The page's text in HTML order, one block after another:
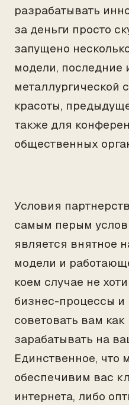
разрабатывать
за деньги просто
запущено
модели, последние
металлургической
красоты,
также для
общественных
Условия
самым перым
является внятное
модели и
коем случае не
бизнес-процессы и
советовать вам
зарабатывать на
Единственное, что
обеспечивим вас
интернета, либо